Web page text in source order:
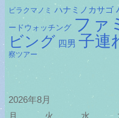
ビラクマノミ ハナミノカサゴ
ードウォッチング ファ
ビング 四男 子連
察ツアー
2026年8月